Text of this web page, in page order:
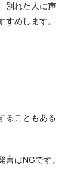
別れた人に声
めします。
ることもある
言はNGです。